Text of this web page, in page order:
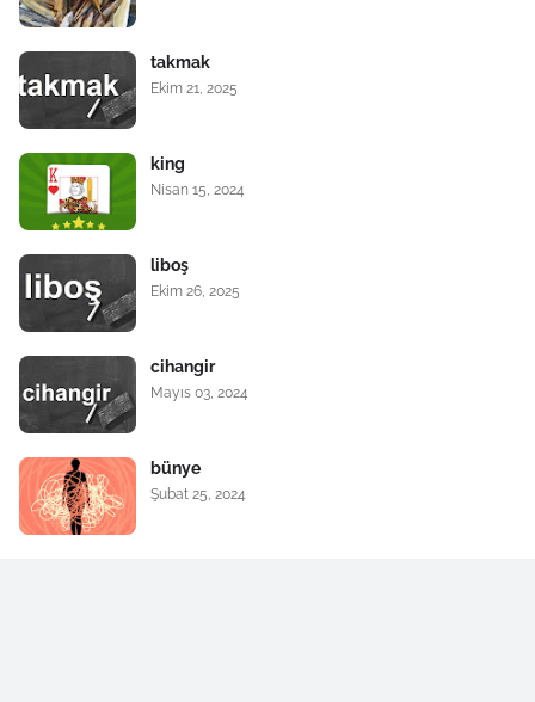
takmak
Ekim 21, 2025
king
Nisan 15, 2024
liboş
Ekim 26, 2025
cihangir
Mayıs 03, 2024
bünye
Şubat 25, 2024